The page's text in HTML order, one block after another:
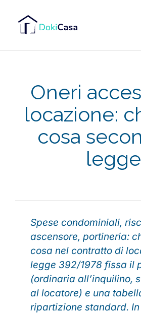
Oneri
locazione:
cosa
legge
Spese condominiali,
ascensore, portineria:
cosa nel contratto di
legge 392/1978 fissa il
(ordinaria all’inquilino,
al locatore) e una
ripartizione standard.